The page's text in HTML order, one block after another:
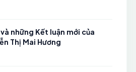
những Kết luận mới của
Thị Mai Hương